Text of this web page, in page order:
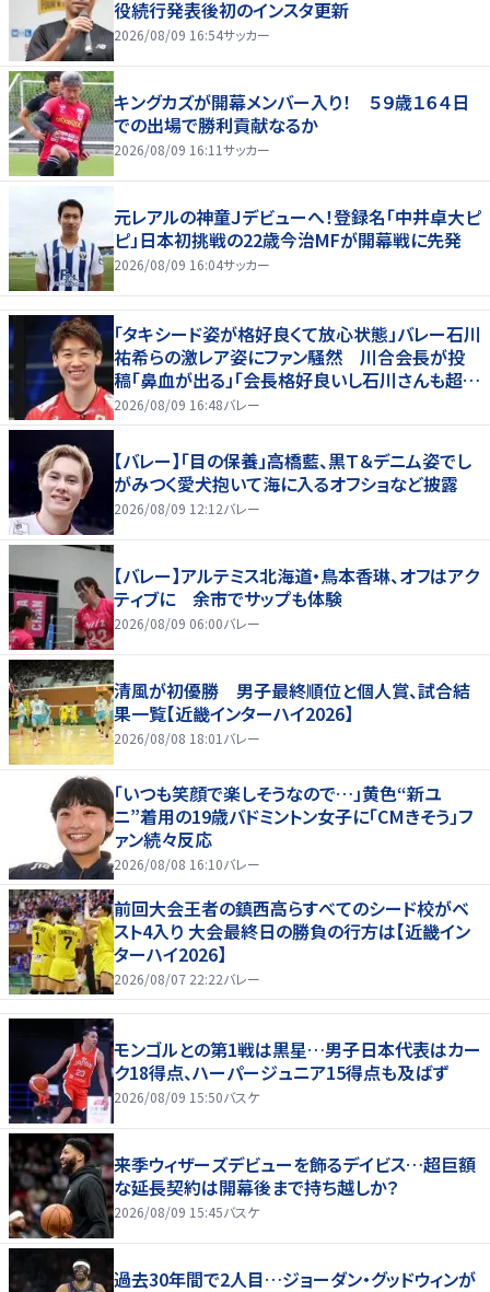
役続行発表後初のインスタ更新
2026/08/09 16:54サッカー
キングカズが開幕メンバー入り！ ５９歳１６４日
での出場で勝利貢献なるか
2026/08/09 16:11サッカー
元レアルの神童Ｊデビューへ！登録名「中井卓大ピ
ピ」日本初挑戦の22歳今治MFが開幕戦に先発
2026/08/09 16:04サッカー
「タキシード姿が格好良くて放心状態」バレー石川
祐希らの激レア姿にファン騒然 川合会長が投
稿「鼻血が出る」「会長格好良いし石川さんも超格
好いい」
2026/08/09 16:48バレー
【バレー】「目の保養」高橋藍、黒Ｔ＆デニム姿でし
がみつく愛犬抱いて海に入るオフショなど披露
2026/08/09 12:12バレー
【バレー】アルテミス北海道・鳥本香琳、オフはアク
ティブに 余市でサップも体験
2026/08/09 06:00バレー
清風が初優勝 男子最終順位と個人賞、試合結
果一覧【近畿インターハイ2026】
2026/08/08 18:01 バレー
「いつも笑顔で楽しそうなので…」黄色“新ユ
ニ”着用の19歳バドミントン女子に「CMきそう」フ
ァン続々反応
2026/08/08 16:10バレー
前回大会王者の鎮西高らすべてのシード校がベ
スト4入り 大会最終日の勝負の行方は【近畿イン
ターハイ2026】
2026/08/07 22:22バレー
モンゴルとの第1戦は黒星…男子日本代表はカー
ク18得点、ハーパージュニア15得点も及ばず
2026/08/09 15:50バスケ
来季ウィザーズデビューを飾るデイビス…超巨額
な延長契約は開幕後まで持ち越しか？
2026/08/09 15:45バスケ
過去30年間で2人目…ジョーダン・グッドウィンが